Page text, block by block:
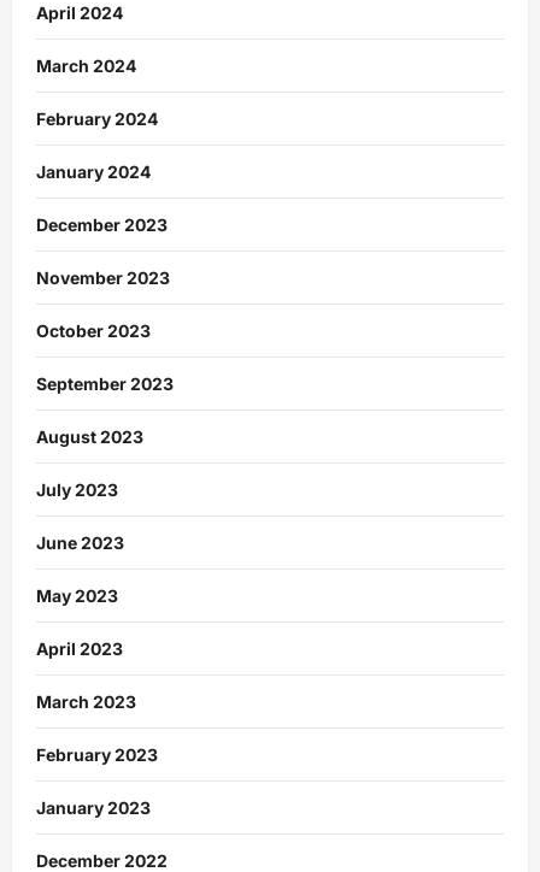
April 2024
March 2024
February 2024
January 2024
December 2023
November 2023
October 2023
September 2023
August 2023
July 2023
June 2023
May 2023
April 2023
March 2023
February 2023
January 2023
December 2022